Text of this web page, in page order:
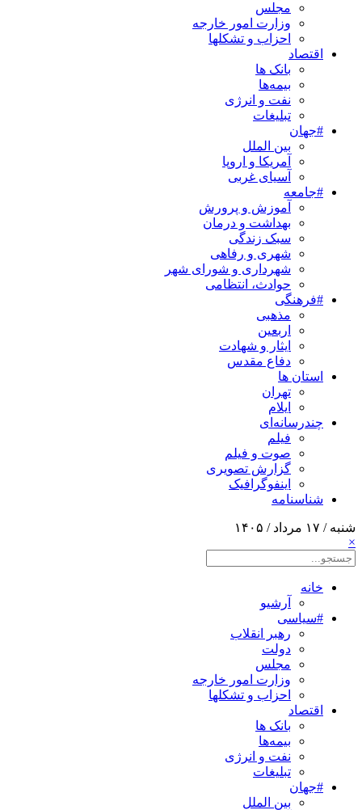
مجلس
وزارت امور خارجه
احزاب و تشکلها
اقتصاد
بانک ها
بیمه‌ها
نفت و انرژی
تبلیغات
#جهان
بین الملل
آمریکا و اروپا
آسیای غربی
#جامعه
آموزش و پرورش
بهداشت و درمان
سبک زندگی
شهری و رفاهی
شهرداری و شورای شهر
حوادث، انتظامی
#فرهنگی
مذهبی
اربعین
ایثار و شهادت
دفاع مقدس
استان ها
تهران
ایلام
چندرسانه‌ای
فیلم
صوت و فیلم
گزارش تصویری
اینفوگرافیک
شناسنامه
شنبه / ۱۷ مرداد / ۱۴۰۵
×
خانه
آرشیو
#سیاسی
رهبر انقلاب
دولت
مجلس
وزارت امور خارجه
احزاب و تشکلها
اقتصاد
بانک ها
بیمه‌ها
نفت و انرژی
تبلیغات
#جهان
بین الملل